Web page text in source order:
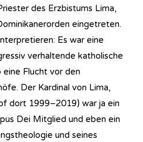
des Erzbistums Lima,
eingetreten.
Es war eine
verhaltende katholische
Flucht vor den
Der Kardinal von Lima,
dort 1999–2019) war ja ein
Dei Mitglied und eben ein
und seines